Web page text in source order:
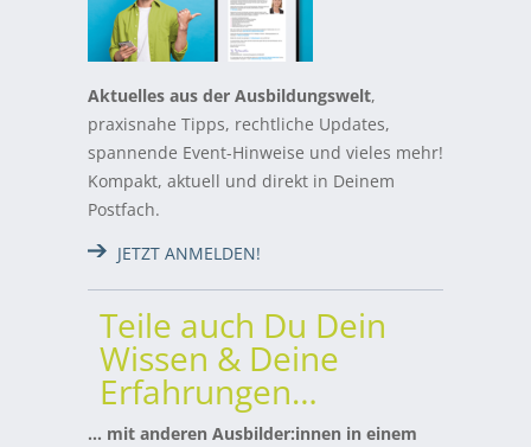
Aktuelles aus der Ausbildungswelt,
praxisnahe Tipps, rechtliche Updates,
spannende Event-Hinweise und vieles mehr!
Kompakt, aktuell und direkt in Deinem
Postfach.
JETZT ANMELDEN!
Teile auch Du Dein
Wissen & Deine
Erfahrungen…
… mit anderen Ausbilder:innen in einem